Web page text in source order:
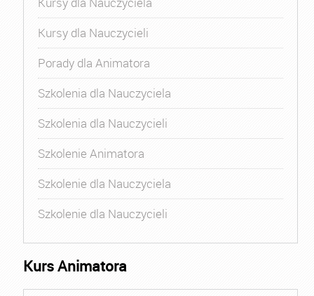
Kursy dla Nauczycieli
Porady dla Animatora
Szkolenia dla Nauczyciela
Szkolenia dla Nauczycieli
Szkolenie Animatora
Szkolenie dla Nauczyciela
Szkolenie dla Nauczycieli
Kurs Animatora